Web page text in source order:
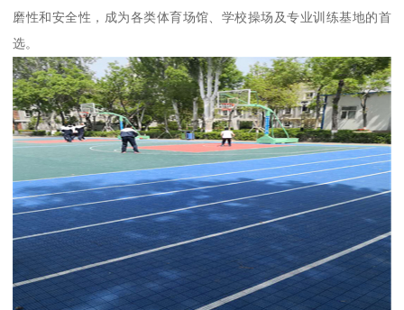
磨性和安全性，成为各类体育场馆、学校操场及专业训练基地的首
选。